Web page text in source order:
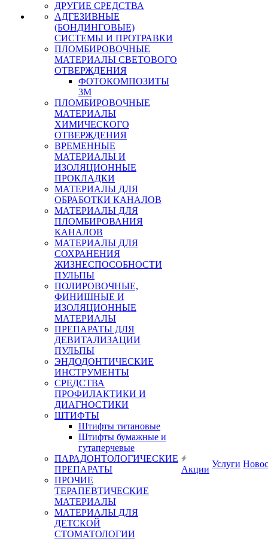
ДРУГИЕ СРЕДСТВА
АДГЕЗИВНЫЕ
(БОНДИНГОВЫЕ)
СИСТЕМЫ И ПРОТРАВКИ
ПЛОМБИРОВОЧНЫЕ
МАТЕРИАЛЫ СВЕТОВОГО
ОТВЕРЖДЕНИЯ
ФОТОКОМПОЗИТЫ
3М
ПЛОМБИРОВОЧНЫЕ
МАТЕРИАЛЫ
ХИМИЧЕСКОГО
ОТВЕРЖДЕНИЯ
ВРЕМЕННЫЕ
МАТЕРИАЛЫ И
ИЗОЛЯЦИОННЫЕ
ПРОКЛАДКИ
МАТЕРИАЛЫ ДЛЯ
ОБРАБОТКИ КАНАЛОВ
МАТЕРИАЛЫ ДЛЯ
ПЛОМБИРОВАНИЯ
КАНАЛОВ
МАТЕРИАЛЫ ДЛЯ
СОХРАНЕНИЯ
ЖИЗНЕСПОСОБНОСТИ
ПУЛЬПЫ
ПОЛИРОВОЧНЫЕ,
ФИНИШНЫЕ И
ИЗОЛЯЦИОННЫЕ
МАТЕРИАЛЫ
ПРЕПАРАТЫ ДЛЯ
ДЕВИТАЛИЗАЦИИ
ПУЛЬПЫ
ЭНДОДОНТИЧЕСКИЕ
ИНСТРУМЕНТЫ
СРЕДСТВА
ПРОФИЛАКТИКИ И
ДИАГНОСТИКИ
ШТИФТЫ
Штифты титановые
Штифты бумажные и
гутаперчевые
ПАРАДОНТОЛОГИЧЕСКИЕ
ПРЕПАРАТЫ
ПРОЧИЕ
ТЕРАПЕВТИЧЕСКИЕ
МАТЕРИАЛЫ
МАТЕРИАЛЫ ДЛЯ
ДЕТСКОЙ
СТОМАТОЛОГИИ
Акции
Услуги